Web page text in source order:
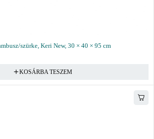
szürke, Keri New, 30 × 40 × 95 cm
KOSÁRBA TESZEM